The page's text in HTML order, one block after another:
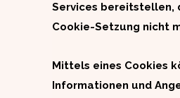
Services bereitstellen,
Cookie-Setzung nicht
Mittels eines Cookies
Informationen und